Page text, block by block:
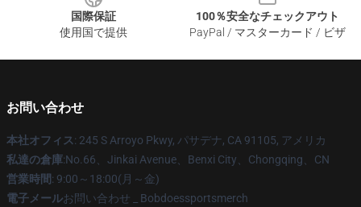
国際保証
使用国で提供
100％安全なチェックアウト
PayPal / マスターカード / ビザ
お問い合わせ
本社オフィス: 245 S Arroyo Pkwy, パサデナ, CA 91105, アメリカ
私達の倉庫:No.66、Jinkai Avenue、Benxi City、Chongqing、CN
営業時間: 9:00～18:00(月～金)
電子メールお問い合わせ _ Bobdoessportsmerch